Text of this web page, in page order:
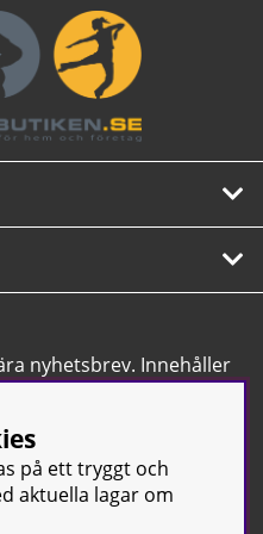
kalorier, puls
nyhetsbrev. Innehåller
erbjudanden.
på ett tryggt och
aktuella lagar om